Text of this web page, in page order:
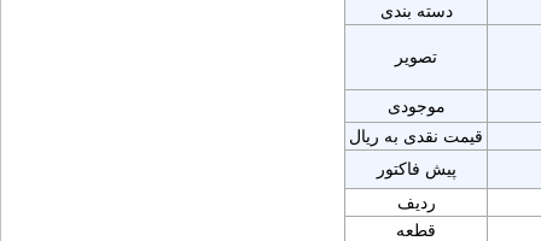
دسته بندی
تصویر
موجودی
قیمت نقدی به ریال
پیش فاکتور
ردیف
قطعه